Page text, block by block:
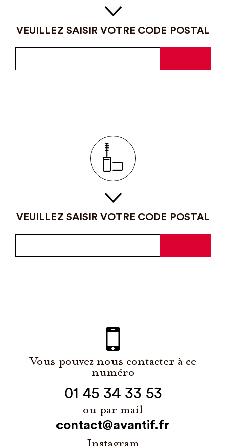
VEUILLEZ SAISIR VOTRE CODE POSTAL
VEUILLEZ SAISIR VOTRE CODE POSTAL
Vous pouvez nous contacter à ce
numéro
01 45 34 33 53
ou par mail
contact@avantif.fr
Instagram